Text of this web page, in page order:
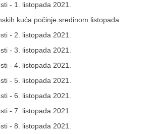
- 1. listopada 2021.
kuća počinje sredinom listopada
- 2. listopada 2021.
- 3. listopada 2021.
- 4. listopada 2021.
- 5. listopada 2021.
- 6. listopada 2021.
- 7. listopada 2021.
- 8. listopada 2021.